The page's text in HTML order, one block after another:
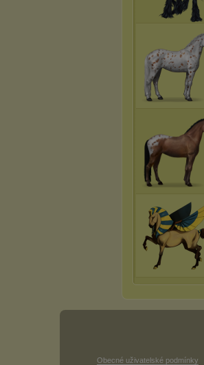
Obecné uživatelské podmínky